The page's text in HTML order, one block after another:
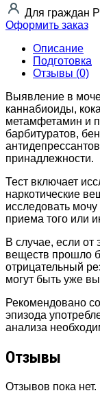
Для граждан
Оформить заказ
Описание
Подготовка
Отзывы (0)
Выявление в
каннабиоиды,
метамфетамин и
барбитуратов,
принадлежности.
Тест включает
наркотические
исследовать
приема того или
В случае, если от
веществ прошло
отрицательный
могут быть уже
Рекомендовано
эпизода
анализа
Отзывы
Отзывов пока нет.